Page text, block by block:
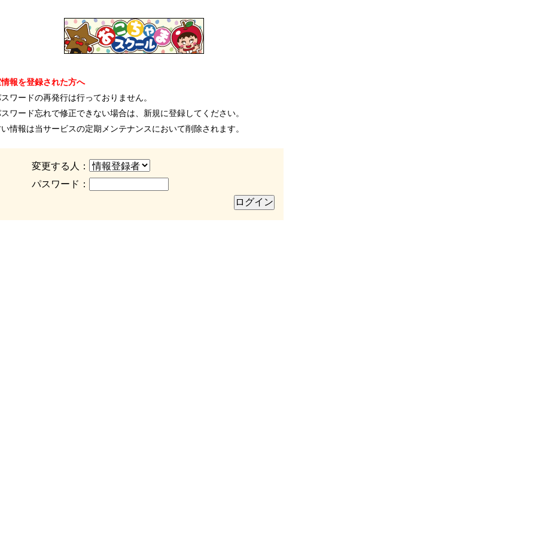
報を登録された方へ
スワードの再発行は行っておりません。
スワード忘れで修正できない場合は、新規に登録してください。
い情報は当サービスの定期メンテナンスにおいて削除されます。
変更する人：
パスワード：